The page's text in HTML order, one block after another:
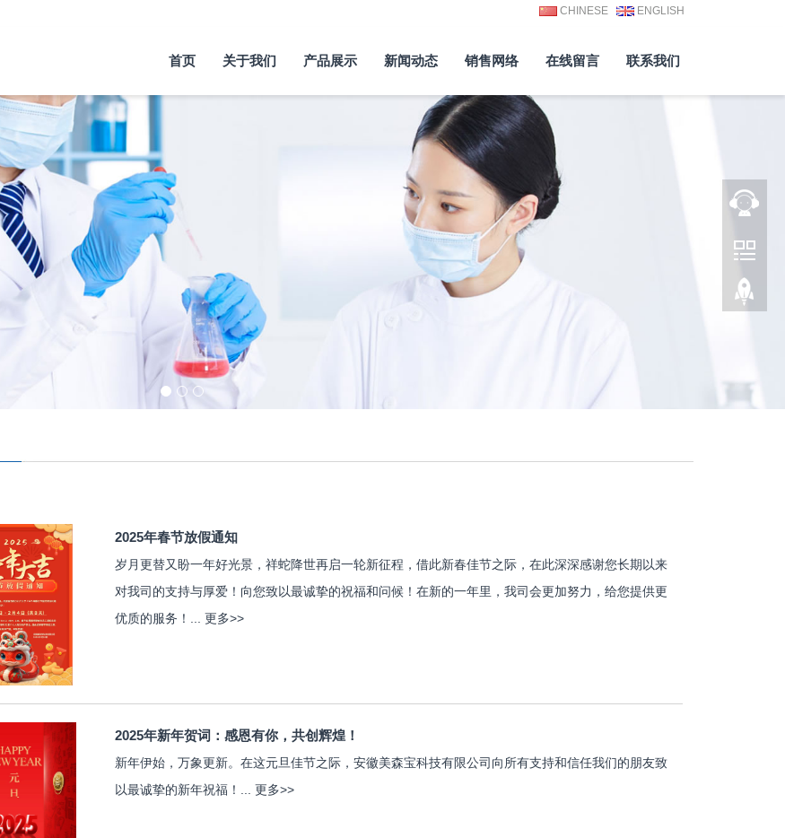
CHINESE ENGLISH
首页 关于我们 产品展示 新闻动态 销售网络 在线留言 联系我们
2025年春节放假通知
岁月更替又盼一年好光景，祥蛇降世再启一轮新征程，借此新春佳节之际，在此深深感谢您长期以来
对我司的支持与厚爱！向您致以最诚挚的祝福和问候！在新的一年里，我司会更加努力，给您提供更
优质的服务！... 更多>>
2025年新年贺词：感恩有你，共创辉煌！
新年伊始，万象更新。在这元旦佳节之际，安徽美森宝科技有限公司向所有支持和信任我们的朋友致
以最诚挚的新年祝福！... 更多>>